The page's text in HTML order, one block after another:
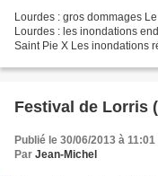
Lourdes : gros dommages
Lourdes : les inondations
Saint Pie X Les inondations
Festival de Lorris
Publié le 30/06/2013 à 11:01
Par Jean-Michel